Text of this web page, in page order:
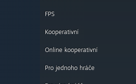
FPS
Kooperativní
Online kooperativní
Pro jednoho hráče